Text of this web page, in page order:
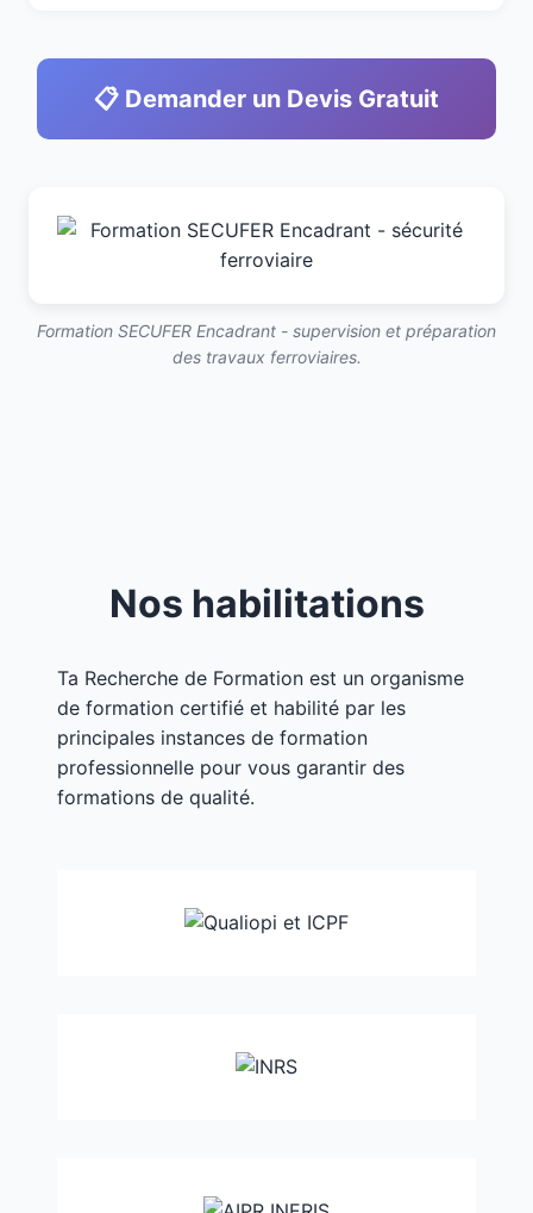
📋 Demander un Devis Gratuit
Formation SECUFER Encadrant - supervision et préparation
des travaux ferroviaires.
Nos habilitations
Ta Recherche de Formation est un organisme
de formation certifié et habilité par les
principales instances de formation
professionnelle pour vous garantir des
formations de qualité.